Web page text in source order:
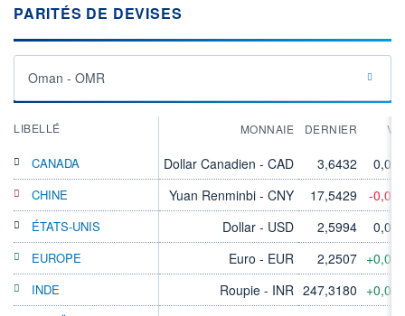
PARITÉS DE DEVISES
Oman - OMR
LIBELLÉ MONNAIE DERNIER
CANADA Dollar Canadien - CAD 3,6432
CHINE Yuan Renminbi - CNY 17,5429 -
ÉTATS-UNIS Dollar - USD 2,5994
EUROPE Euro - EUR 2,2507
INDE Roupie - INR 247,3180